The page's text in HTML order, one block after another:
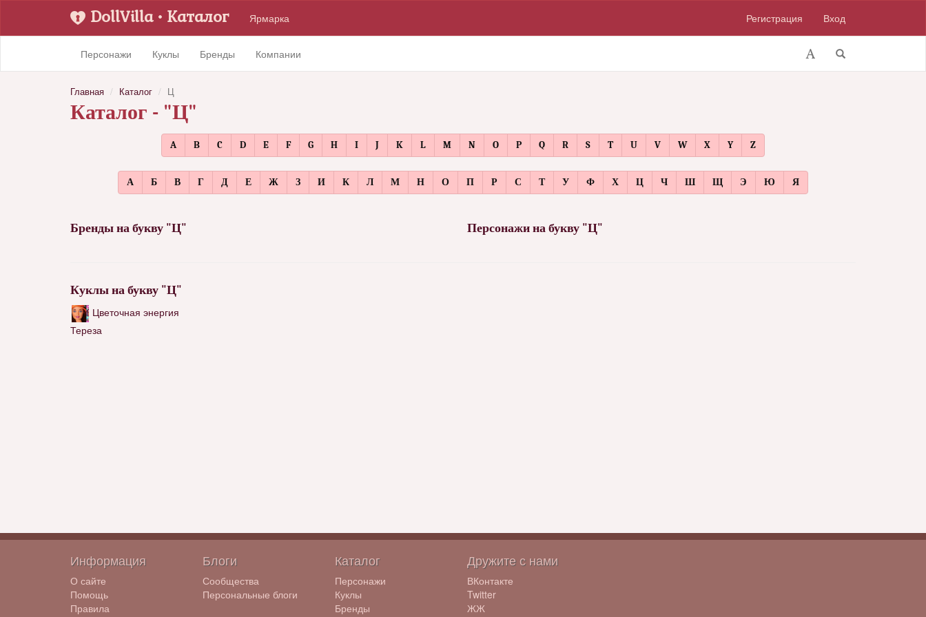
DollVilla• Каталог Ярмарка Регистрация Вход
Персонажи Куклы Бренды Компании
Главная Каталог Ц
Каталог - "Ц"
A B C D E F G H I J K L M N O P Q R S T U V W X Y Z
А Б В Г Д Е Ж З И К Л М Н О П Р С Т У Ф Х Ц Ч Ш Щ Э Ю Я
Бренды на букву "Ц" Персонажи на букву "Ц"
Куклы на букву "Ц"
Цветочная энергия
Тереза
Информация
О сайте
Помощь
Правила
Блоги
Сообщества
Персональные блоги
Каталог
Персонажи
Куклы
Бренды
Дружите с нами
ВКонтакте
Twitter
ЖЖ